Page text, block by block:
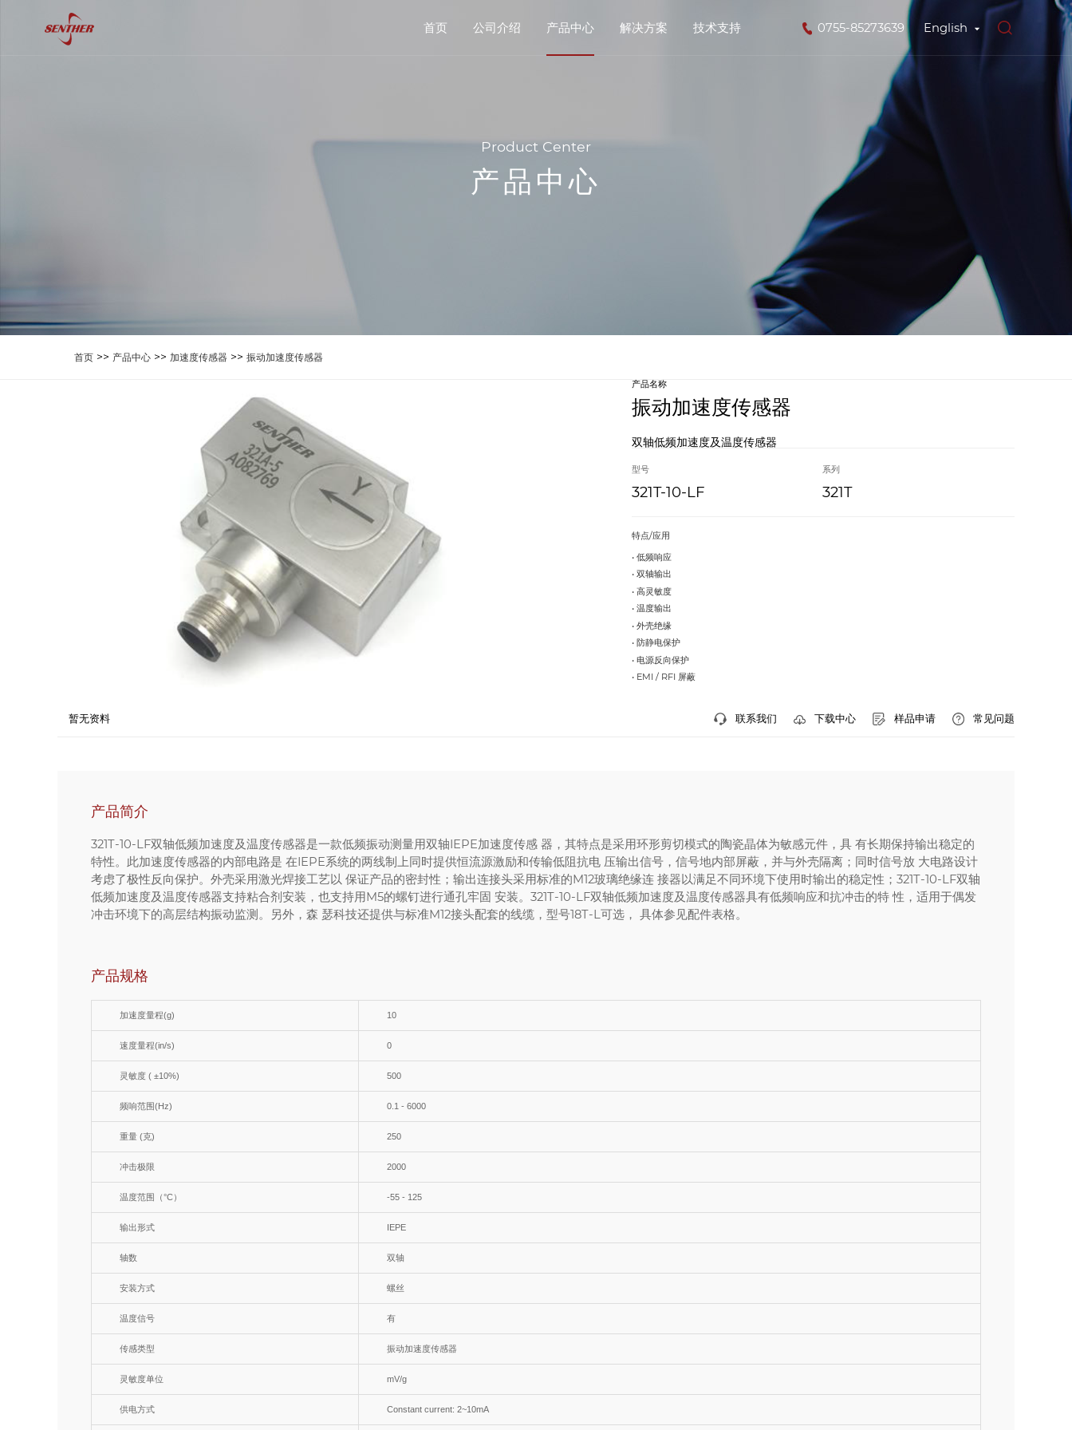
English
0755-85273639
首页 公司介绍 产品中心 解决方案 技术支持
Product Center
产品中心
首页 >> 产品中心 >> 加速度传感器 >> 振动加速度传感器
产品名称
振动加速度传感器
双轴低频加速度及温度传感器
型号
321T-10-LF
系列
321T
特点/应用
• 低频响应
• 双轴输出
• 高灵敏度
• 温度输出
• 外壳绝缘
• 防静电保护
• 电源反向保护
• EMI / RFI 屏蔽
暂无资料 联系我们 下载中心 样品申请 常见问题
产品简介
321T-10-LF双轴低频加速度及温度传感器是一款低频振动测量用双轴IEPE加速度传感 器，其特点是采用环形剪切模式的陶瓷晶体为敏感元件，具 有长期保持输出稳定的
特性。此加速度传感器的内部电路是 在IEPE系统的两线制上同时提供恒流源激励和传输低阻抗电 压输出信号，信号地内部屏蔽，并与外壳隔离；同时信号放 大电路设计
考虑了极性反向保护。外壳采用激光焊接工艺以 保证产品的密封性；输出连接头采用标准的M12玻璃绝缘连 接器以满足不同环境下使用时输出的稳定性；321T-10-LF双轴
低频加速度及温度传感器支持粘合剂安装，也支持用M5的螺钉进行通孔牢固 安装。321T-10-LF双轴低频加速度及温度传感器具有低频响应和抗冲击的特 性，适用于偶发
冲击环境下的高层结构振动监测。另外，森 瑟科技还提供与标准M12接头配套的线缆，型号18T-L可选， 具体参见配件表格。
产品规格
加速度量程(g) 10
速度量程(in/s) 0
灵敏度 ( ±10%) 500
频响范围(Hz) 0.1 - 6000
重量 (克) 250
冲击极限 2000
温度范围（°C） -55 - 125
输出形式 IEPE
轴数 双轴
安装方式 螺丝
温度信号 有
传感类型 振动加速度传感器
灵敏度单位 mV/g
供电方式 Constant current: 2~10mA